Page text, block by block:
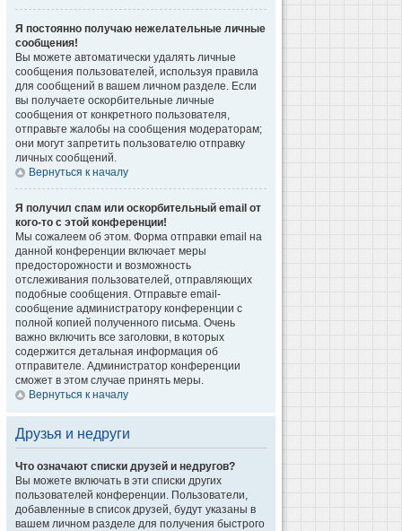
Я постоянно получаю нежелательные личные
сообщения!
Вы можете автоматически удалять личные
сообщения пользователей, используя правила
для сообщений в вашем личном разделе. Если
вы получаете оскорбительные личные
сообщения от конкретного пользователя,
отправьте жалобы на сообщения модераторам;
они могут запретить пользователю отправку
личных сообщений.
Вернуться к началу
Я получил спам или оскорбительный email от
кого-то с этой конференции!
Мы сожалеем об этом. Форма отправки email на
данной конференции включает меры
предосторожности и возможность
отслеживания пользователей, отправляющих
подобные сообщения. Отправьте email-
сообщение администратору конференции с
полной копией полученного письма. Очень
важно включить все заголовки, в которых
содержится детальная информация об
отправителе. Администратор конференции
сможет в этом случае принять меры.
Вернуться к началу
Друзья и недруги
Что означают списки друзей и недругов?
Вы можете включать в эти списки других
пользователей конференции. Пользователи,
добавленные в список друзей, будут указаны в
вашем личном разделе для получения быстрого